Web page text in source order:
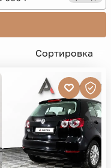
Сортировка